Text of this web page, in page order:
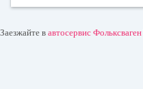
Заезжайте в автосервис Фольксваген